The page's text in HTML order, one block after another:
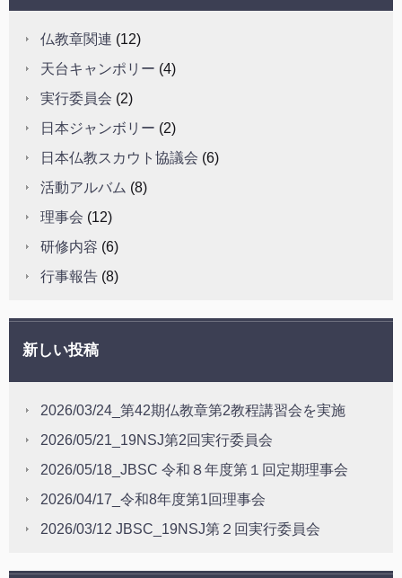
仏教章関連 (12)
天台キャンポリー (4)
実行委員会 (2)
日本ジャンボリー (2)
日本仏教スカウト協議会 (6)
活動アルバム (8)
理事会 (12)
研修内容 (6)
行事報告 (8)
新しい投稿
2026/03/24_第42期仏教章第2教程講習会を実施
2026/05/21_19NSJ第2回実行委員会
2026/05/18_JBSC 令和８年度第１回定期理事会
2026/04/17_令和8年度第1回理事会
2026/03/12 JBSC_19NSJ第２回実行委員会